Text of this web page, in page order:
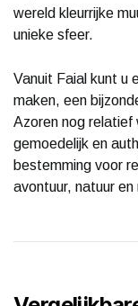
wereld kleurrijke
unieke sfeer.
Vanuit Faial kunt u
maken, een
Azoren nog relatief
gemoedelijk en
bestemming voor
avontuur, natuur en